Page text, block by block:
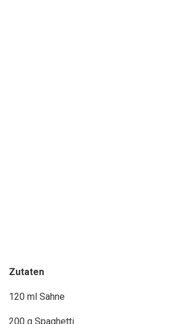
Zutaten
120 ml Sahne
200 g Spaghetti